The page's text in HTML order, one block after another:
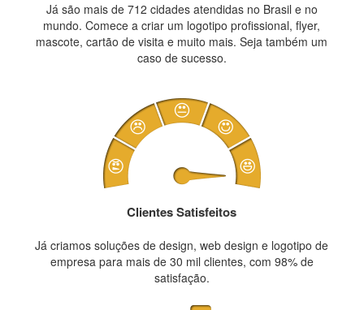
Já são mais de 712 cidades atendidas no Brasil e no
mundo. Comece a criar um logotipo profissional, flyer,
mascote, cartão de visita e muito mais. Seja também um
caso de sucesso.
Clientes Satisfeitos
Já criamos soluções de design, web design e logotipo de
empresa para mais de 30 mil clientes, com 98% de
satisfação.